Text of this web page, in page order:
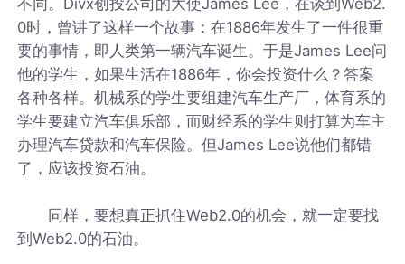
0时，曾讲了这样一个故事：在1886年发生了一件很重
要的事情，即人类第一辆汽车诞生。于是James Lee问
他的学生，如果生活在1886年，你会投资什么？答案
各种各样。机械系的学生要组建汽车生产厂，体育系的
学生要建立汽车俱乐部，而财经系的学生则打算为车主
办理汽车贷款和汽车保险。但James Lee说他们都错
了，应该投资石油。
同样，要想真正抓住Web2.0的机会，就一定要找
到Web2.0的石油。